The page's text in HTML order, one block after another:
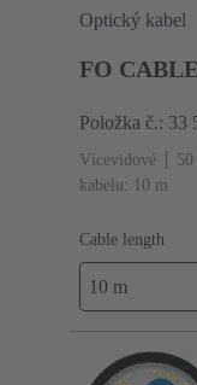
Optický kabel
FO
Položka č.: 33
Vícevidové
kabelu: 10 m
Cable length
10 m